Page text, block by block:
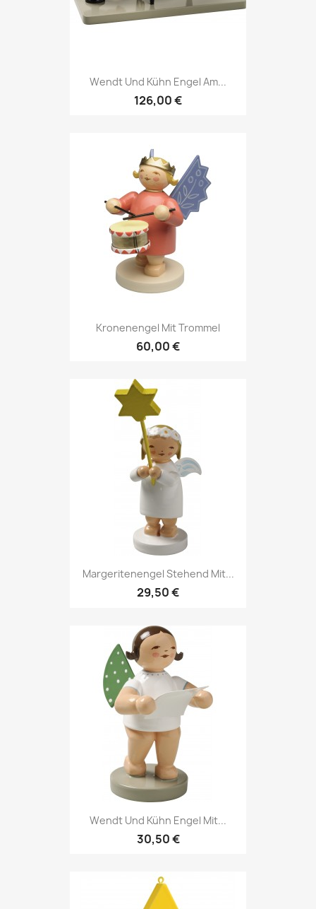
Wendt Und Kühn Engel Am...
126,00 €
Kronenengel Mit Trommel
60,00 €
Margeritenengel Stehend Mit...
29,50 €
Wendt Und Kühn Engel Mit...
30,50 €